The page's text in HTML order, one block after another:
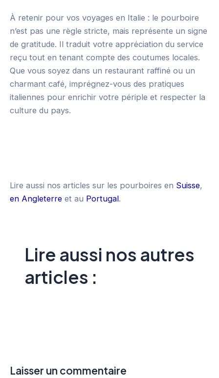
À retenir pour vos voyages en Italie : le pourboire
n’est pas une règle stricte, mais représente un signe
de gratitude. Il traduit votre appréciation du service
reçu tout en tenant compte des coutumes locales.
Que vous soyez dans un restaurant raffiné ou un
charmant café, imprégnez-vous des pratiques
italiennes pour enrichir votre périple et respecter la
culture du pays.
Lire aussi nos articles sur les pourboires en Suisse,
en Angleterre et au Portugal.
Lire aussi nos autres
articles :
Laisser un commentaire